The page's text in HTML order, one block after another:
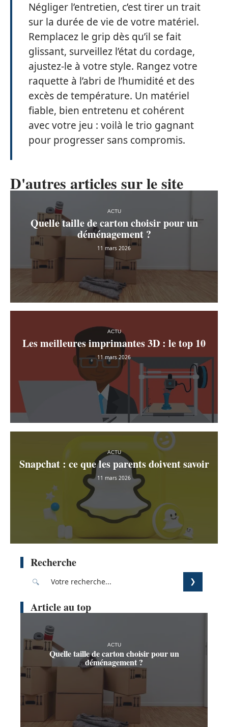
Négliger l’entretien, c’est tirer un trait
sur la durée de vie de votre matériel.
Remplacez le grip dès qu’il se fait
glissant, surveillez l’état du cordage,
ajustez-le à votre style. Rangez votre
raquette à l’abri de l’humidité et des
excès de température. Un matériel
fiable, bien entretenu et cohérent
avec votre jeu : voilà le trio gagnant
pour progresser sans compromis.
D'autres articles sur le site
ACTU
Quelle taille de carton choisir pour un
déménagement ?
11 mars 2026
ACTU
Les meilleures imprimantes 3D : le top 10
11 mars 2026
ACTU
Snapchat : ce que les parents doivent savoir
11 mars 2026
Recherche
Article au top
ACTU
Quelle taille de carton choisir pour un
déménagement ?